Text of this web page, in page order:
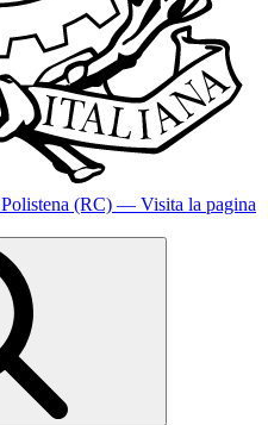
Polistena (RC) — Visita la pagina